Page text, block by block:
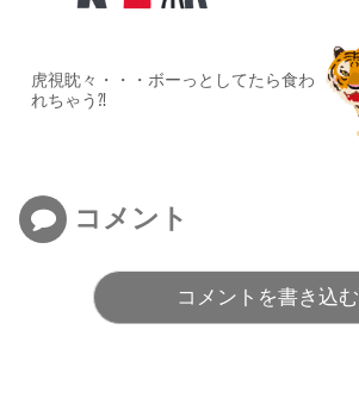
虎視眈々・・・ボーっとしてたら食わ
れちゃう⁈
コメント
コメントを書き込む